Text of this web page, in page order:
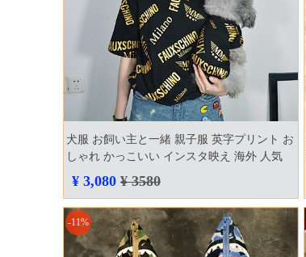
犬服 お飼い主と一緒 親子服 英字プリント お
しゃれ かっこいい インスタ映え 海外 人気
お飼い主とのペアルック 犬用 洋服 tシャツ
ドッグウェア ペットグッズ ゴールド模様 お
しゃれ
¥ 3,080 ¥ 3580
-11%